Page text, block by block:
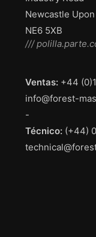
Newcastle
NE6 5XB
///
Ventas:+44
info@forest-
-
Técnico:(+44)